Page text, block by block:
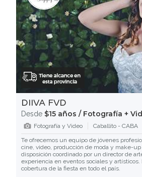
DIIVA FVD
Desde $15 años / Fotografía +
Fotografía y Video
Caballito - CABA
Te ofrecemos un equipo de jóvenes
cine, video, producción de moda y make-
disposición coordinado por un director de
experiencia en eventos sociales y artísticos.
cobertura de la fiesta en todo el país.